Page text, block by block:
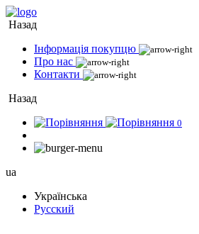
Назад
Інформація покупцю
Про нас
Контакти
Назад
0
ua
Українська
Русский